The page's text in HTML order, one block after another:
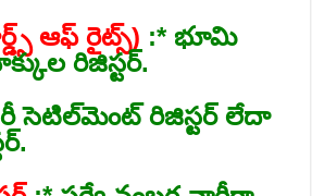
ఆఫ్‌ రైట్స్‌) :* భూమి
రిజిస్టర్‌.
సెటిల్‌మెంట్‌ రిజిస్టర్‌ లేదా